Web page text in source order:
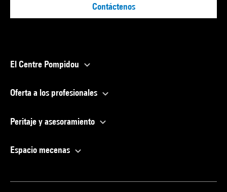
Contáctenos
El Centre Pompidou
Oferta a los profesionales
Peritaje y asesoramiento
Espacio mecenas